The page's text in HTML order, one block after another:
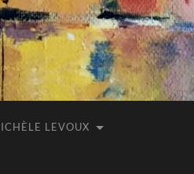
LEVOUX